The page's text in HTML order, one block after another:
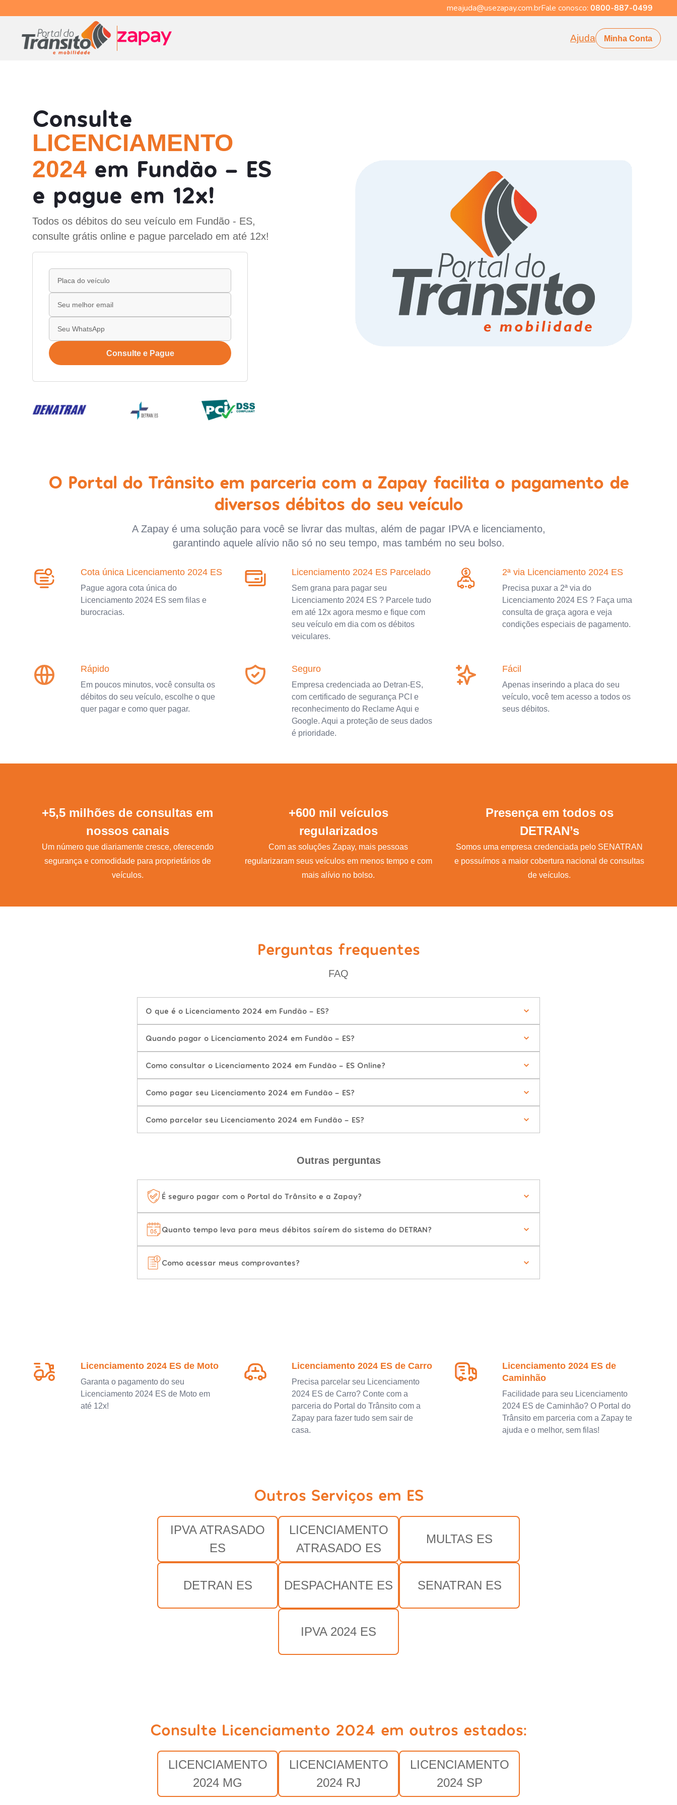
meajuda@usezapay.com.brFale conosco: 0800-887-0499
Ajuda Minha Conta
Consulte
LICENCIAMENTO
2024 em Fundão - ES
e pague em 12x!
Todos os débitos do seu veículo em Fundão - ES,
consulte grátis online e pague parcelado em até 12x!
Consulte e Pague
O Portal do Trânsito em parceria com a Zapay facilita o pagamento de
diversos débitos do seu veículo
A Zapay é uma solução para você se livrar das multas, além de pagar IPVA e licenciamento,
garantindo aquele alívio não só no seu tempo, mas também no seu bolso.
Cota única Licenciamento 2024 ES
Pague agora cota única do
Licenciamento 2024 ES sem filas e
burocracias.
Licenciamento 2024 ES Parcelado
Sem grana para pagar seu
Licenciamento 2024 ES ? Parcele tudo
em até 12x agora mesmo e fique com
seu veículo em dia com os débitos
veiculares.
2ª via Licenciamento 2024 ES
Precisa puxar a 2ª via do
Licenciamento 2024 ES ? Faça uma
consulta de graça agora e veja
condições especiais de pagamento.
Rápido
Em poucos minutos, você consulta os
débitos do seu veículo, escolhe o que
quer pagar e como quer pagar.
Seguro
Empresa credenciada ao Detran-ES,
com certificado de segurança PCI e
reconhecimento do Reclame Aqui e
Google. Aqui a proteção de seus dados
é prioridade.
Fácil
Apenas inserindo a placa do seu
veículo, você tem acesso a todos os
seus débitos.
+5,5 milhões de consultas em
nossos canais
Um número que diariamente cresce, oferecendo
segurança e comodidade para proprietários de
veículos.
+600 mil veículos
regularizados
Com as soluções Zapay, mais pessoas
regularizaram seus veículos em menos tempo e com
mais alívio no bolso.
Presença em todos os
DETRAN’s
Somos uma empresa credenciada pelo SENATRAN
e possuímos a maior cobertura nacional de consultas
de veículos.
Perguntas frequentes
FAQ
O que é o Licenciamento 2024 em Fundão - ES?
Quando pagar o Licenciamento 2024 em Fundão - ES?
Como consultar o Licenciamento 2024 em Fundão - ES Online?
Como pagar seu Licenciamento 2024 em Fundão - ES?
Como parcelar seu Licenciamento 2024 em Fundão - ES?
Outras perguntas
É seguro pagar com o Portal do Trânsito e a Zapay?
Quanto tempo leva para meus débitos saírem do sistema do DETRAN?
Como acessar meus comprovantes?
Licenciamento 2024 ES de Moto
Garanta o pagamento do seu
Licenciamento 2024 ES de Moto em
até 12x!
Licenciamento 2024 ES de Carro
Precisa parcelar seu Licenciamento
2024 ES de Carro? Conte com a
parceria do Portal do Trânsito com a
Zapay para fazer tudo sem sair de
casa.
Licenciamento 2024 ES de
Caminhão
Facilidade para seu Licenciamento
2024 ES de Caminhão? O Portal do
Trânsito em parceria com a Zapay te
ajuda e o melhor, sem filas!
Outros Serviços em ES
IPVA ATRASADO
ES
LICENCIAMENTO
ATRASADO ES
MULTAS ES
DETRAN ES DESPACHANTE ES SENATRAN ES
IPVA 2024 ES
Consulte Licenciamento 2024 em outros estados:
LICENCIAMENTO
2024 MG
LICENCIAMENTO
2024 RJ
LICENCIAMENTO
2024 SP